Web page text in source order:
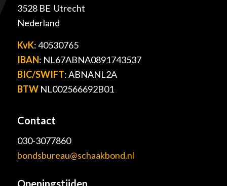
3528 BE Utrecht
Nederland
KvK: 40530765
IBAN: NL67ABNA0891743537
BIC/SWIFT: ABNANL2A
BTWNL002566692B01
Contact
030-3077860
bondsbureau@schaakbond.nl
Openingstijden